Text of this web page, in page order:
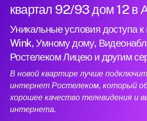
квартал 92/93 дом 12 в
Уникальные условия доступа
Wink, Умному дому,
Ростелеком Лицею и другим
В новой квартире лучше
интернет Ростелеком, который
хорошее качество телевидения и
интернета.